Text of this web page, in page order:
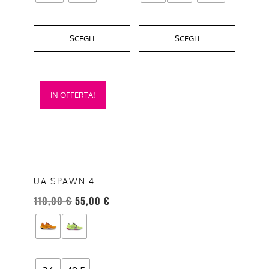
SCEGLI SCEGLI
IN OFFERTA!
UA SPAWN 4
110,00€ 55,00 €
Questo
prodotto
opzioni
essere
scelte
nella